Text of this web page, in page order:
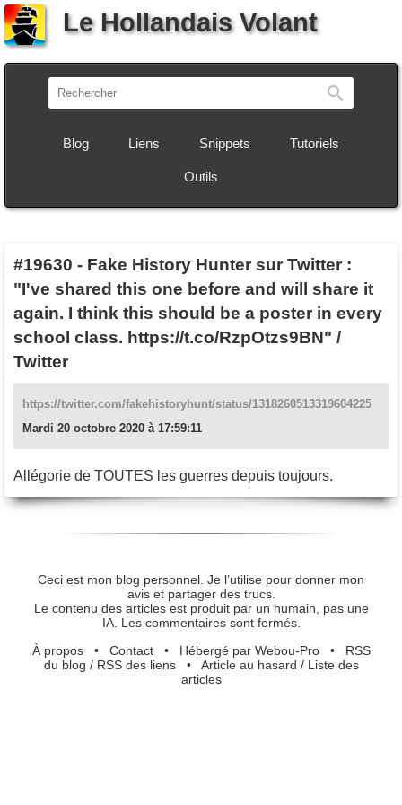
Le Hollandais Volant
Blog Liens Snippets Tutoriels
Outils
#19630 - Fake History Hunter sur Twitter :
"I've shared this one before and will share it
again. I think this should be a poster in every
school class. https://t.co/RzpOtzs9BN" /
Twitter
https://twitter.com/fakehistoryhunt/status/1318260513319604225
Mardi 20 octobre 2020 à 17:59:11
Allégorie de TOUTES les guerres depuis toujours.
Ceci est mon blog personnel. Je l’utilise pour donner mon
avis et partager des trucs.
Le contenu des articles est produit par un humain, pas une
IA. Les commentaires sont fermés.
À propos• Contact• Hébergé par Webou-Pro• RSS
du blog / RSS des liens• Article au hasard / Liste des
articles